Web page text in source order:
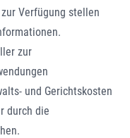
Verfügung stellen
zur
und Gerichtskosten
durch die